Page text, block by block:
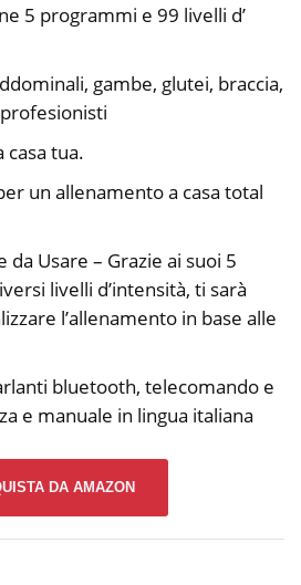
5 programmi e 99 livelli d’
gambe, glutei, braccia,
casa tua.
un allenamento a casa total
da Usare – Grazie ai suoi 5
livelli d’intensità, ti sarà
l’allenamento in base alle
bluetooth, telecomando e
e manuale in lingua italiana
DA AMAZON